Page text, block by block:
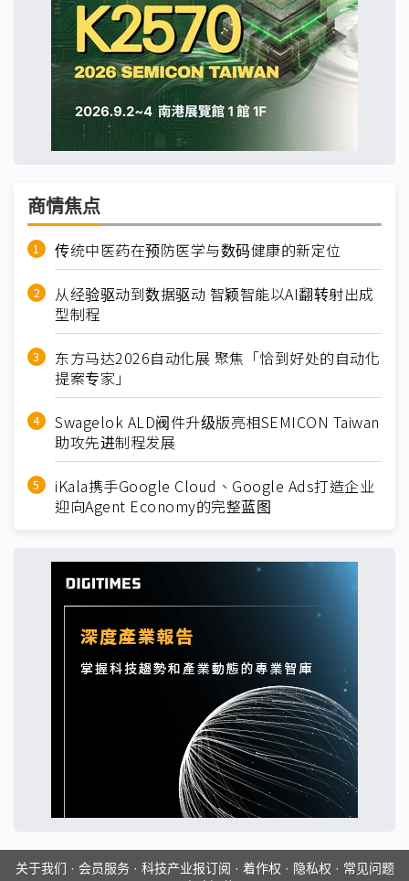
商情焦点
传统中医药在预防医学与数码健康的新定位
从经验驱动到数据驱动 智颖智能以AI翻转射出成
型制程
东方马达2026自动化展 聚焦「恰到好处的自动化
提案专家」
Swagelok ALD阀件升级版亮相SEMICON Taiwan
助攻先进制程发展
iKala携手Google Cloud、Google Ads打造企业
迎向Agent Economy的完整蓝图
关于我们 · 会员服务· 科技产业报订阅 · 着作权 · 隐私权 · 常见问题